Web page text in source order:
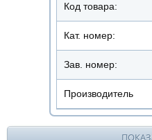
Код товара:
Кат. номер:
Зав. номер:
Производитель